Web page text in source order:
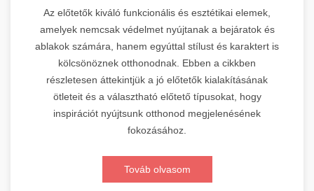
Az előtetők kiváló funkcionális és esztétikai elemek,
amelyek nemcsak védelmet nyújtanak a bejáratok és
ablakok számára, hanem egyúttal stílust és karaktert is
kölcsönöznek otthonodnak. Ebben a cikkben
részletesen áttekintjük a jó előtetők kialakításának
ötleteit és a választható előtető típusokat, hogy
inspirációt nyújtsunk otthonod megjelenésének
fokozásához.
Továb olvasom